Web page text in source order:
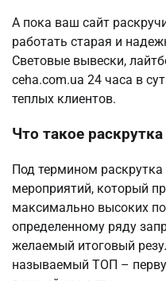
А пока ваш сайт
работать старая и
Световые вывески,
ceha.com.ua 24 часа в
теплых клиентов.
Что такое
Под термином
мероприятий, который
максимально высоких
определенному ряду
желаемый итоговый
называемый ТОП –